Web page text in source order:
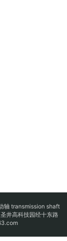
轴 transmission shaft
井高科技园经十东路